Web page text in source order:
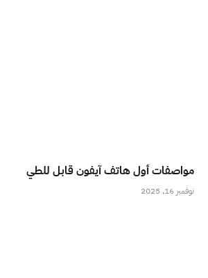
مواصفات أول هاتف آيفون قابل للطي
نوفمبر 16, 2025